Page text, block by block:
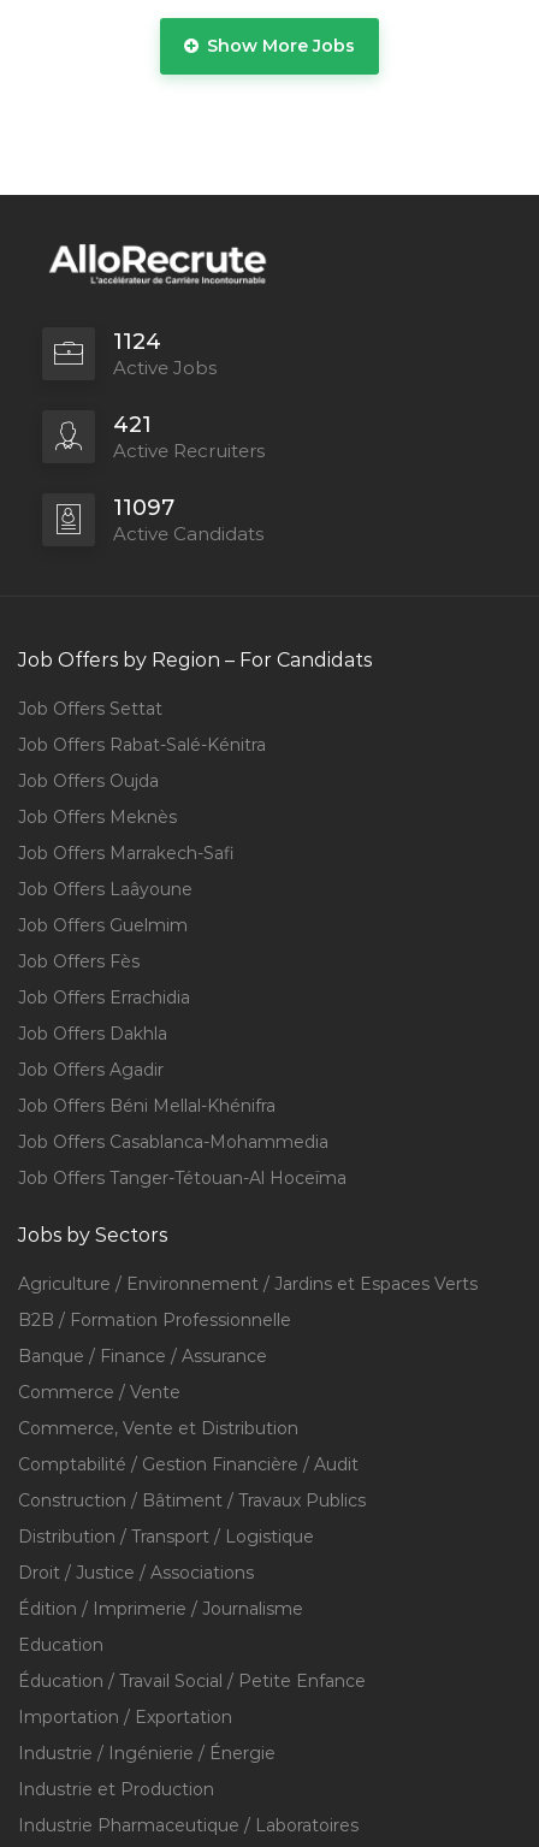
Show More Jobs
1124
Active Jobs
421
Active Recruiters
11097
Active Candidats
Job Offers by Region – For Candidats
Job Offers Settat
Job Offers Rabat-Salé-Kénitra
Job Offers Oujda
Job Offers Meknès
Job Offers Marrakech-Safi
Job Offers Laâyoune
Job Offers Guelmim
Job Offers Fès
Job Offers Errachidia
Job Offers Dakhla
Job Offers Agadir
Job Offers Béni Mellal-Khénifra
Job Offers Casablanca-Mohammedia
Job Offers Tanger-Tétouan-Al Hoceïma
Jobs by Sectors
Agriculture / Environnement / Jardins et Espaces Verts
B2B / Formation Professionnelle
Banque / Finance / Assurance
Commerce / Vente
Commerce, Vente et Distribution
Comptabilité / Gestion Financière / Audit
Construction / Bâtiment / Travaux Publics
Distribution / Transport / Logistique
Droit / Justice / Associations
Édition / Imprimerie / Journalisme
Education
Éducation / Travail Social / Petite Enfance
Importation / Exportation
Industrie / Ingénierie / Énergie
Industrie et Production
Industrie Pharmaceutique / Laboratoires